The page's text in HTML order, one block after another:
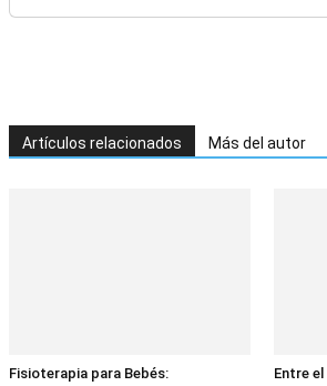
Artículos relacionados Más del autor
Fisioterapia para Bebés:
Entre el